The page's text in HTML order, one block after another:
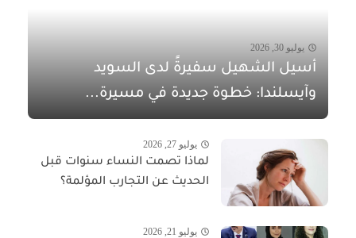
يوليو 30, 2026
أسيل الشهيل سفيرةً لدى السويد
وآيسلندا: خطوة جديدة في مسيرة...
يوليو 27, 2026
لماذا تصمت النساء سنوات قبل
الحديث عن التجارب المؤلمة؟
يوليو 21, 2026